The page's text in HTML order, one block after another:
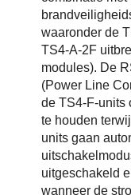
waaronder de
TS4-A-2F
modules). De
(Power Line
de TS4-F-units
te houden
units gaan
uitgeschakeld
wanneer de